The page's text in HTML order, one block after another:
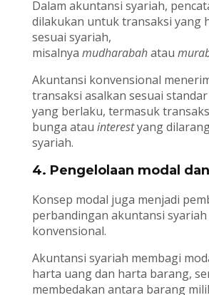
Dalam akuntansi syariah,
dilakukan untuk transaksi yang
sesuai syariah,
misalnya mudharabahatau
Akuntansi konvensional
transaksi asalkan sesuai
yang berlaku, termasuk
bunga atau interestyang
syariah.
4. Pengelolaan modal
Konsep modal juga menjadi
perbandingan akuntansi syariah
konvensional.
Akuntansi syariah membagi
harta uang dan harta barang,
membedakan antara barang